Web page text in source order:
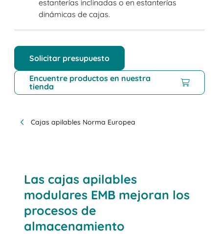
estanterías inclinadas o en estanterías
dinámicas de cajas.
Solicitar presupuesto
Encuentre productos en nuestra
tienda
Cajas apilables Norma Europea
Las cajas apilables
modulares EMB mejoran los
procesos de
almacenamiento